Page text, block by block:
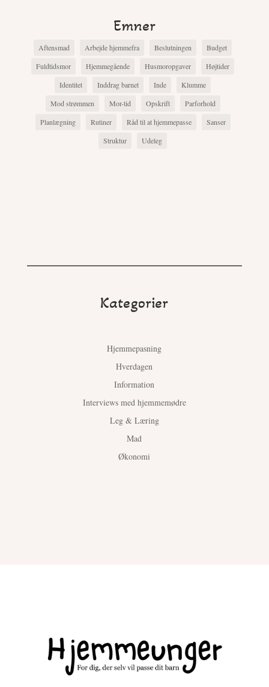
Emner
Aftensmad Arbejde hjemmefra Beslutningen
Budget
Fuldtidsmor
Hjemmegående Husmoropgaver
Højtider
Identitet
Inddrag barnet Inde
Klumme
Mod strømmen
Mor-tid Opskrift
Parforhold
Planlægning
Rutiner Råd til at hjemmepasse
Sanser
Struktur
Udeleg
Kategorier
Hjemmepasning
Hverdagen
Information
Interviews med hjemmemødre
Leg & Læring
Mad
Økonomi